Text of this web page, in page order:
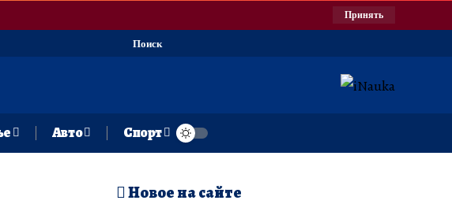
Принять
Поиск
Авто Спорт
Новое на сайте